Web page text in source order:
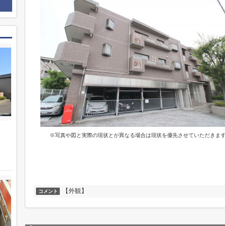
※写真や図と実際の現状とが異なる場合は現状を優先させていただきま
コメント 【外観】